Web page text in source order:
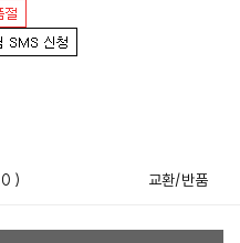
) 교환/반품